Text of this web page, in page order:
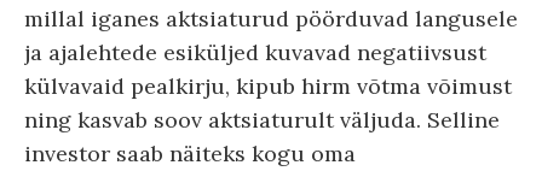
millal iganes aktsiaturud pöörduvad langusele
ja ajalehtede esiküljed kuvavad negatiivsust
külvavaid pealkirju, kipub hirm võtma võimust
ning kasvab soov aktsiaturult väljuda. Selline
investor saab näiteks kogu oma